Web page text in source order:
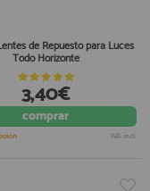
de Repuesto para Luces
Todo Horizonte
3,40€
comprar
IVA incl.